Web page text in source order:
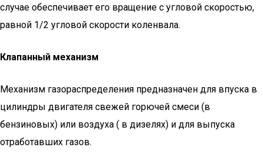
случае обеспечивает его вращение с угловой скоростью,
равной 1/2 угловой скорости коленвала.
Клапанный механизм
Механизм газораспределения предназначен для впуска в
цилиндры двигателя свежей горючей смеси (в
бензиновых) или воздуха ( в дизелях) и для выпуска
отработавших газов.